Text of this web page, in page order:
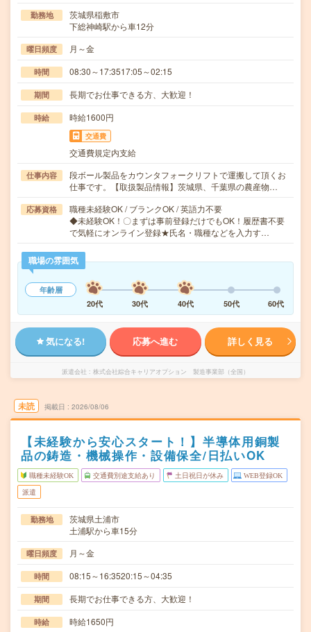
勤務地
茨城県稲敷市
下総神崎駅から車12分
曜日頻度 月～金
時間 08:30～17:3517:05～02:15
期間 長期でお仕事できる方、大歓迎！
時給 時給1600円
交通費
交通費規定内支給
仕事内容
段ボール製品をカウンタフォークリフトで運搬して頂くお
仕事です。【取扱製品情報】茨城県、千葉県の農産物…
応募資格
職種未経験OK / ブランクOK / 英語力不要
◆未経験OK！〇まずは事前登録だけでもOK！履歴書不要
で気軽にオンライン登録★氏名・職種などを入力す…
職場の雰囲気
年齢層
20代
30代 40代 50代 60代
気になる! 応募へ進む 詳しく見る
派遣会社 株式会社綜合キャリアオプション 製造事業部（全国）
未読 掲載日 2026/08/06
【未経験から安心スタート！】半導体用銅製
品の鋳造・機械操作・設備保全/日払いOK
職種未経験OK 交通費別途支給あり 土日祝日が休み WEB登録OK
派遣
勤務地
茨城県土浦市
土浦駅から車15分
曜日頻度 月～金
時間 08:15～16:3520:15～04:35
期間 長期でお仕事できる方、大歓迎！
時給 時給1650円